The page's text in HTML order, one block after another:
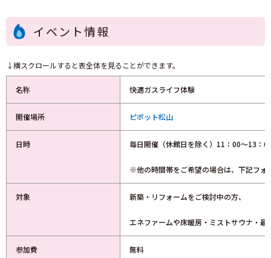
イベント情報
↓横スクロールすると表全体を見ることができます。
名称 快適ガスライフ体験
開催場所 ピポット松山
日時 毎日開催（休館日を除く）11：00～13：
※他の時間帯をご希望の場合は、下記フォ
対象 新築・リフォームをご検討中の方、
エネファームや床暖房・ミストサウナ・
参加費 無料